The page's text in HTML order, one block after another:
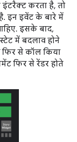
करता है, तो
इन इवेंट के बारे में
इसके बाद,
में बदलाव होने
से कॉल किया
फिर से रेंडर होते